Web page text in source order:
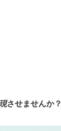
させませんか？